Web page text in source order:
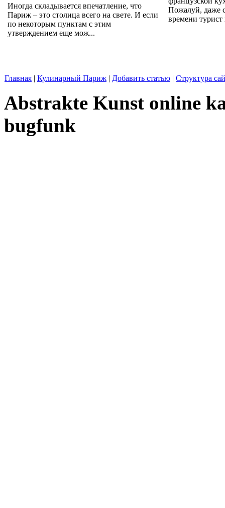
Иногда складывается впечатление, что
Париж – это столица всего на свете. И если
по некоторым пунктам с этим
утверждением еще мож...
Пожалуй, даже
времени турист
Главная | Кулинарный Париж | Добавить статью | Структура
Abstrakte Kunst online
bugfunk